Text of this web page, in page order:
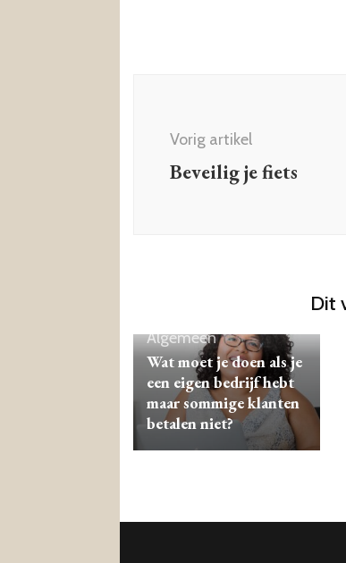
Vorig artikel
Beveilig je fiets
Dit
Algemeen
Wat moet je doen als je
een eigen bedrijf hebt
maar sommige klanten
betalen niet?